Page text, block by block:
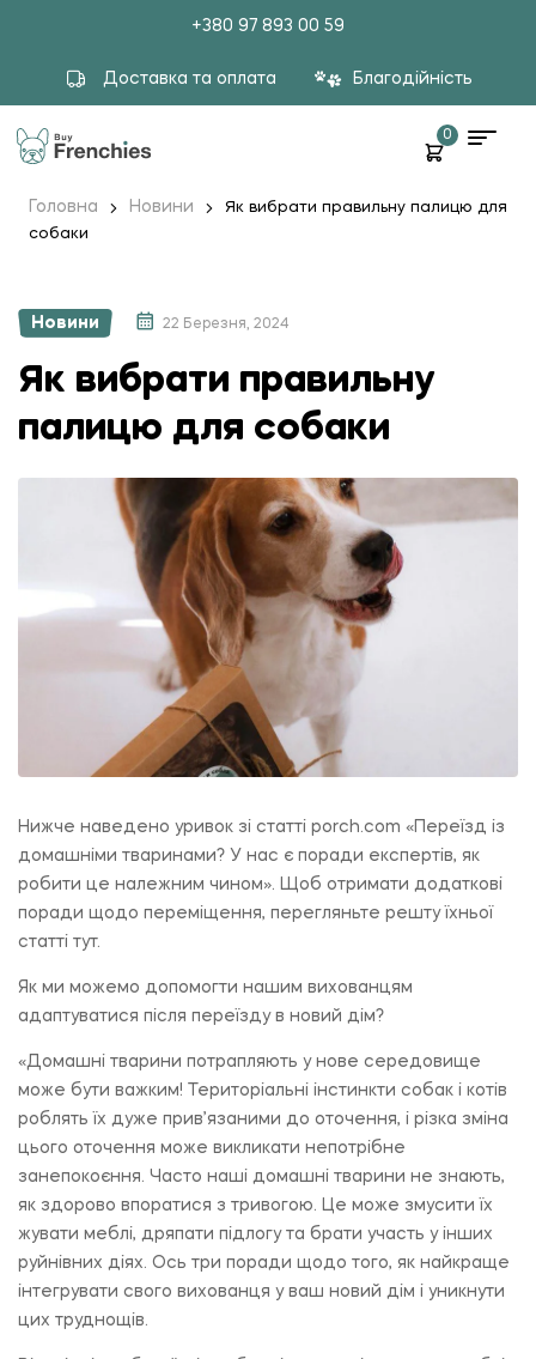
+380 97 893 00 59
Доставка та оплата Благодійність
0
Головна Новини
Як вибрати правильну палицю для
собаки
Новини 22 Березня, 2024
Як вибрати правильну
палицю для собаки
Нижче наведено уривок зі статті porch.com «Переїзд із
домашніми тваринами? У нас є поради експертів, як
робити це належним чином». Щоб отримати додаткові
поради щодо переміщення, перегляньте решту їхньої
статті тут.
Як ми можемо допомогти нашим вихованцям
адаптуватися після переїзду в новий дім?
«Домашні тварини потрапляють у нове середовище
може бути важким! Територіальні інстинкти собак і котів
роблять їх дуже прив’язаними до оточення, і різка зміна
цього оточення може викликати непотрібне
занепокоєння. Часто наші домашні тварини не знають,
як здорово впоратися з тривогою. Це може змусити їх
жувати меблі, дряпати підлогу та брати участь у інших
руйнівних діях. Ось три поради щодо того, як найкраще
інтегрувати свого вихованця у ваш новий дім і уникнути
цих труднощів.